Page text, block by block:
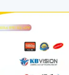
độ để giám sát